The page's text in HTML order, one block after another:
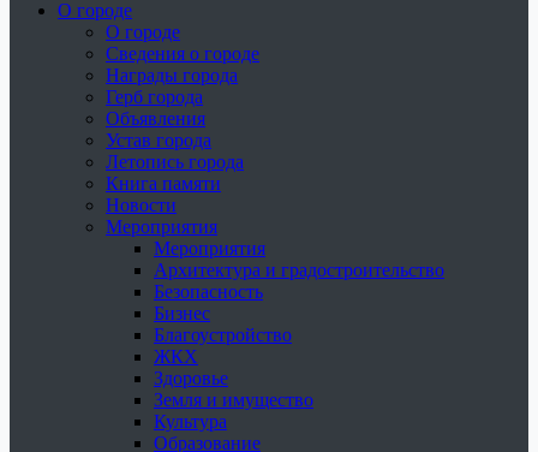
О городе
О городе
Сведения о городе
Награды города
Герб города
Объявления
Устав города
Летопись города
Книга памяти
Новости
Мероприятия
Мероприятия
Архитектура и градостроительство
Безопасность
Бизнес
Благоустройство
ЖКХ
Здоровье
Земля и имущество
Культура
Образование